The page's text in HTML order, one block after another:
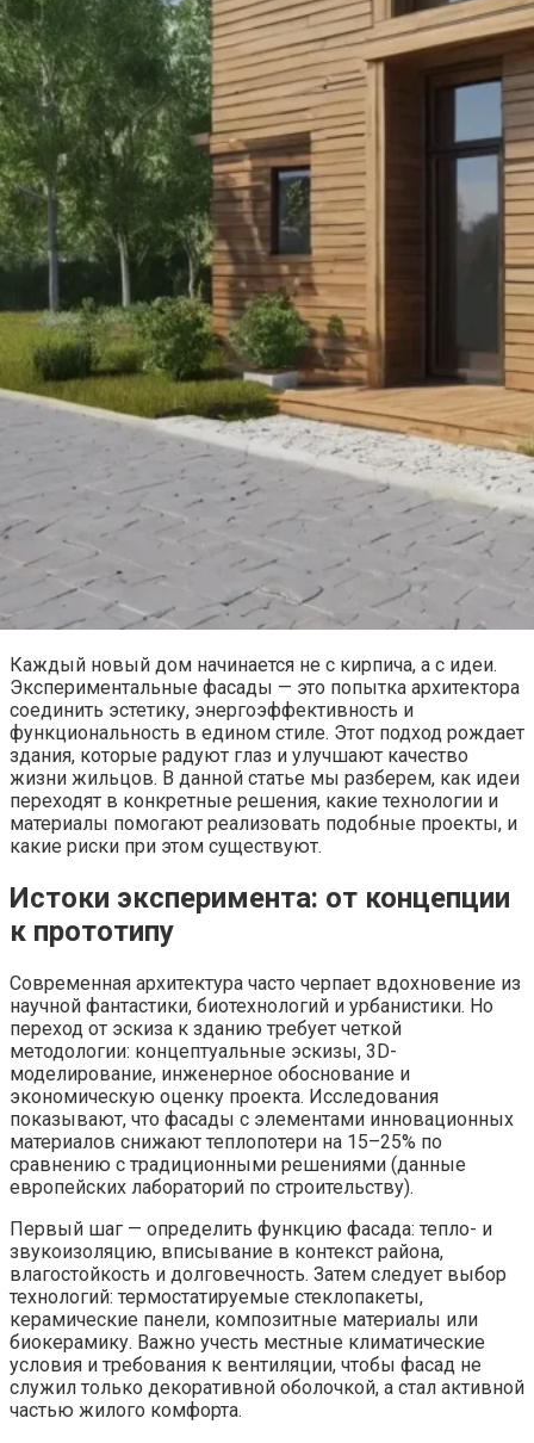
Каждый новый дом начинается не с кирпича, а с идеи.
Экспериментальные фасады — это попытка архитектора
соединить эстетику, энергоэффективность и
функциональность в едином стиле. Этот подход рождает
здания, которые радуют глаз и улучшают качество
жизни жильцов. В данной статье мы разберем, как идеи
переходят в конкретные решения, какие технологии и
материалы помогают реализовать подобные проекты, и
какие риски при этом существуют.
Истоки эксперимента: от концепции
к прототипу
Современная архитектура часто черпает вдохновение из
научной фантастики, биотехнологий и урбанистики. Но
переход от эскиза к зданию требует четкой
методологии: концептуальные эскизы, 3D-
моделирование, инженерное обоснование и
экономическую оценку проекта. Исследования
показывают, что фасады с элементами инновационных
материалов снижают теплопотери на 15–25% по
сравнению с традиционными решениями (данные
европейских лабораторий по строительству).
Первый шаг — определить функцию фасада: тепло- и
звукоизоляцию, вписывание в контекст района,
влагостойкость и долговечность. Затем следует выбор
технологий: термостатируемые стеклопакеты,
керамические панели, композитные материалы или
биокерамику. Важно учесть местные климатические
условия и требования к вентиляции, чтобы фасад не
служил только декоративной оболочкой, а стал активной
частью жилого комфорта.